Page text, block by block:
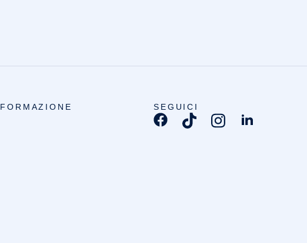
FORMAZIONE SEGUICI